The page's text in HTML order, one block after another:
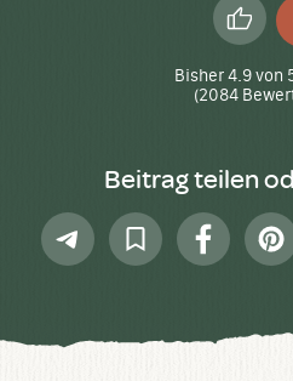
hoch
Bisher4.9von
(2084
Beitrag teilen
Telegram
In
Sammlung
Facebook